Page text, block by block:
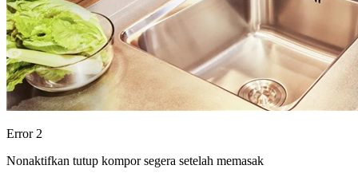
Error 2
Nonaktifkan tutup kompor segera setelah memasak